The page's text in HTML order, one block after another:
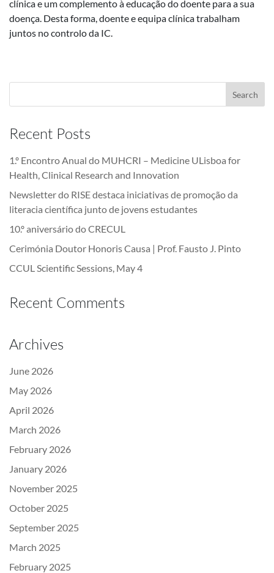
clínica e um complemento à educação do doente para a sua
doença. Desta forma, doente e equipa clínica trabalham
juntos no controlo da IC.
Recent Posts
1.º Encontro Anual do MUHCRI – Medicine ULisboa for
Health, Clinical Research and Innovation
Newsletter do RISE destaca iniciativas de promoção da
literacia científica junto de jovens estudantes
10.º aniversário do CRECUL
Cerimónia Doutor Honoris Causa | Prof. Fausto J. Pinto
CCUL Scientific Sessions, May 4
Recent Comments
Archives
June 2026
May 2026
April 2026
March 2026
February 2026
January 2026
November 2025
October 2025
September 2025
March 2025
February 2025